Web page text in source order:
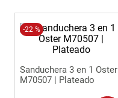
-22 %
Sanduchera 3 en 1 Oster
M70507 | Plateado
zapatera
armario lux